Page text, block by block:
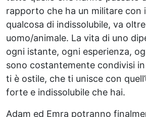
rapporto che ha un militare con
qualcosa di indissolubile, va
uomo/animale. La vita di uno
ogni istante, ogni esperienza,
sono costantemente condivisi
ti è ostile, che ti unisce con
forte e indissolubile che hai.
Adam ed Emra potranno